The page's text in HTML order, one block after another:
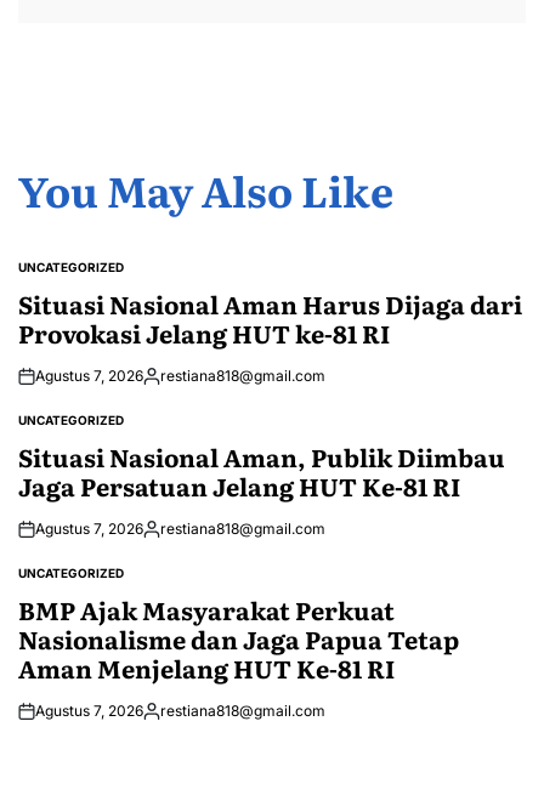
You May Also Like
POSTED
UNCATEGORIZED
Situasi Nasional Aman Harus Dijaga dari
Provokasi Jelang HUT ke-81 RI
Agustus 7, 2026Posted
restiana818@gmail.com
POSTED
UNCATEGORIZED
Situasi Nasional Aman, Publik Diimbau
Jaga Persatuan Jelang HUT Ke-81 RI
Agustus 7, 2026Posted
restiana818@gmail.com
POSTED
UNCATEGORIZED
BMP Ajak Masyarakat Perkuat
Nasionalisme dan Jaga Papua Tetap
Aman Menjelang HUT Ke-81 RI
Agustus 7, 2026Posted
restiana818@gmail.com